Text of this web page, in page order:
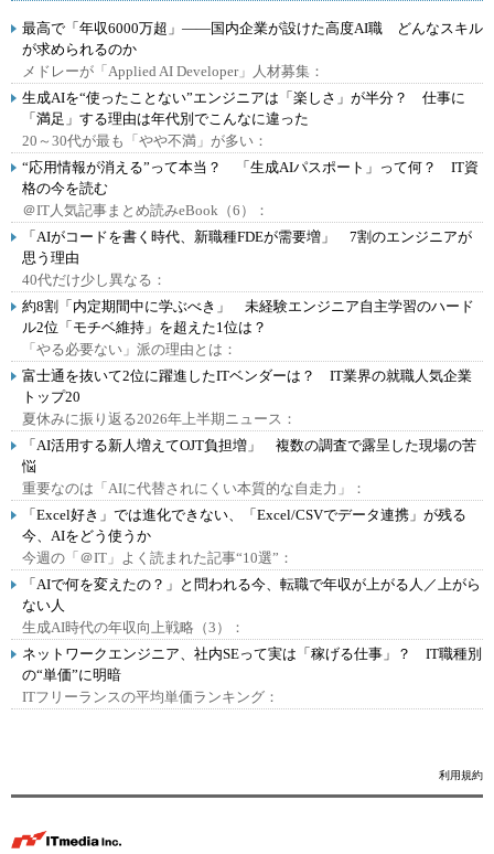
最高で「年収6000万超」――国内企業が設けた高度AI職 どんなスキル
が求められるのか
メドレーが「Applied AI Developer」人材募集：
生成AIを“使ったことない”エンジニアは「楽しさ」が半分？ 仕事に
「満足」する理由は年代別でこんなに違った
20～30代が最も「やや不満」が多い：
“応用情報が消える”って本当？ 「生成AIパスポート」って何？ IT資
格の今を読む
＠IT人気記事まとめ読みeBook（6）：
「AIがコードを書く時代、新職種FDEが需要増」 7割のエンジニアが
思う理由
40代だけ少し異なる：
約8割「内定期間中に学ぶべき」 未経験エンジニア自主学習のハード
ル2位「モチベ維持」を超えた1位は？
「やる必要ない」派の理由とは：
富士通を抜いて2位に躍進したITベンダーは？ IT業界の就職人気企業
トップ20
夏休みに振り返る2026年上半期ニュース：
「AI活用する新人増えてOJT負担増」 複数の調査で露呈した現場の苦
悩
重要なのは「AIに代替されにくい本質的な自走力」：
「Excel好き」では進化できない、「Excel/CSVでデータ連携」が残る
今、AIをどう使うか
今週の「＠IT」よく読まれた記事“10選”：
「AIで何を変えたの？」と問われる今、転職で年収が上がる人／上がら
ない人
生成AI時代の年収向上戦略（3）：
ネットワークエンジニア、社内SEって実は「稼げる仕事」？ IT職種別
の“単価”に明暗
ITフリーランスの平均単価ランキング：
利用規約